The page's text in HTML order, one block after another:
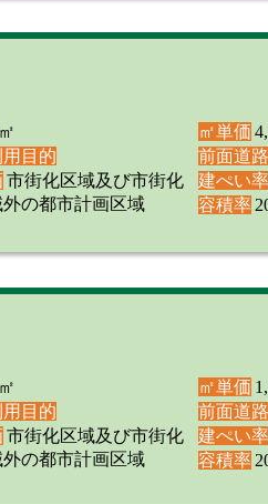
㎡単価
目的 前面道
市街化区域及び市街化
の都市計画区域
建ぺい率
容積率
㎡単価
目的 前面道
市街化区域及び市街化
の都市計画区域
建ぺい率
容積率